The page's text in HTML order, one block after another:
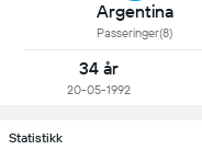
Argentina
Passeringer(8)
34 år
20-05-1992
Statistikk